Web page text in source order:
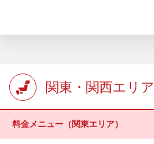
関東・関西エリア
料金メニュー（関東エリア）